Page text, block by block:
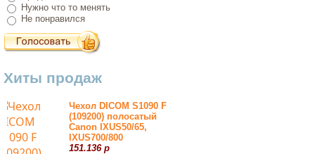
Нужно что то менять
Не понравился
Хиты продаж
Чехол DICOM S1090 F
(109200) полосатый
Canon IXUS50/65,
IXUS700/800
151.136 р